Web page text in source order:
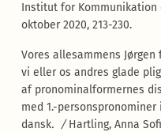
Institut for Kommunikation
oktober 2020, 213-230.
Vores allesammens
vi eller os andres glade
af pronominalformernes
med 1.-personspronominer
dansk. /Hartling, Anna